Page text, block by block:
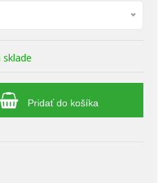
sklade
Pridať do košíka